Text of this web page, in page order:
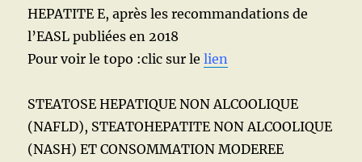
HEPATITE E, après les recommandations de
l’EASL publiées en 2018
Pour voir le topo :clic sur lelien
STEATOSE HEPATIQUE NON ALCOOLIQUE
(NAFLD), STEATOHEPATITE NON ALCOOLIQUE
(NASH) ET CONSOMMATION MODEREE